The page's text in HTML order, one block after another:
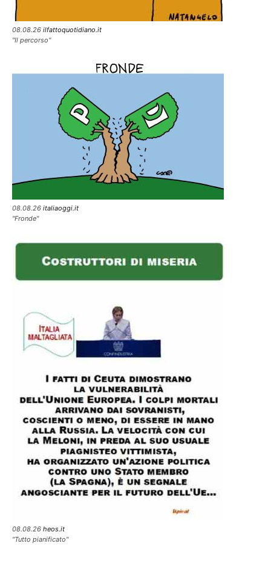
08.08.26 ilfattoquotidiano.it
"Il percorso"
08.08.26 italiaoggi.it
"Fronde"
08.08.26 heos.it
"Tutto pianificato"